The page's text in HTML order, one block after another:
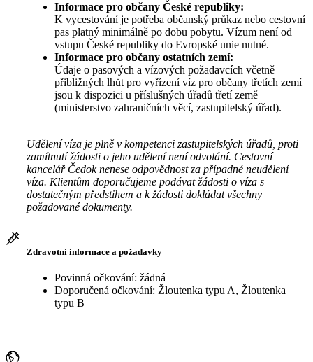
Informace pro občany České republiky:
K vycestování je potřeba občanský průkaz nebo cestovní
pas platný minimálně po dobu pobytu. Vízum není od
vstupu České republiky do Evropské unie nutné.
Informace pro občany ostatních zemí:
Údaje o pasových a vízových požadavcích včetně
přibližných lhůt pro vyřízení víz pro občany třetích zemí
jsou k dispozici u příslušných úřadů třetí země
(ministerstvo zahraničních věcí, zastupitelský úřad).
Udělení víza je plně v kompetenci zastupitelských úřadů, proti
zamítnutí žádosti o jeho udělení není odvolání. Cestovní
kancelář Čedok nenese odpovědnost za případné neudělení
víza. Klientům doporučujeme podávat žádosti o víza s
dostatečným předstihem a k žádosti dokládat všechny
požadované dokumenty.
Zdravotní informace a požadavky
Povinná očkování: žádná
Doporučená očkování: Žloutenka typu A, Žloutenka
typu B